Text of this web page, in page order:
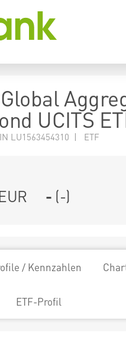
UCITS
LU1563454310 | ETF
- (-)
/ Kennzahlen
ETF-Profil